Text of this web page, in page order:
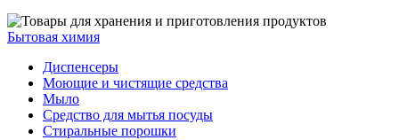
Бытовая химия
Диспенсеры
Моющие и чистящие средства
Мыло
Средство для мытья посуды
Стиральные порошки